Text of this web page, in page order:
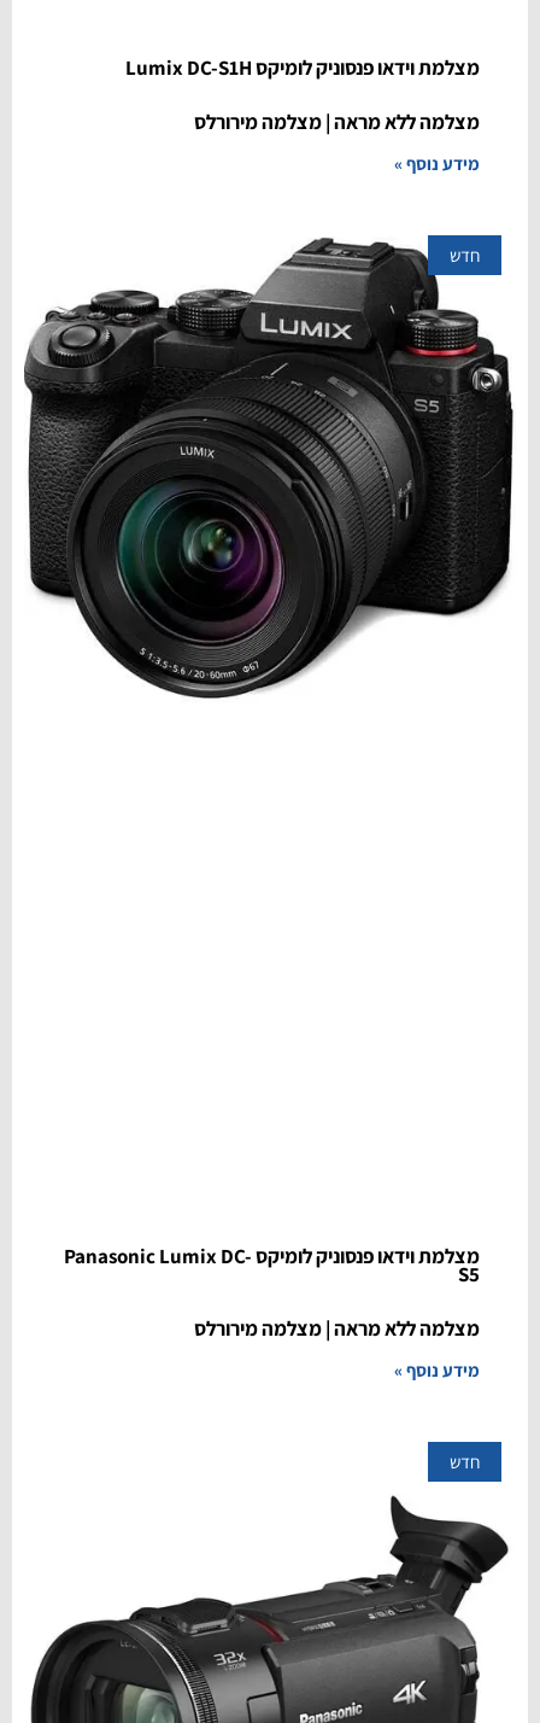
מצלמת וידאו פנסוניק לומיקס Lumix DC-S1H
מצלמה ללא מראה | מצלמה מירורלס
מידע נוסף »
חדש
מצלמת וידאו פנסוניק לומיקס Panasonic Lumix DC-
S5
מצלמה ללא מראה | מצלמה מירורלס
מידע נוסף »
חדש